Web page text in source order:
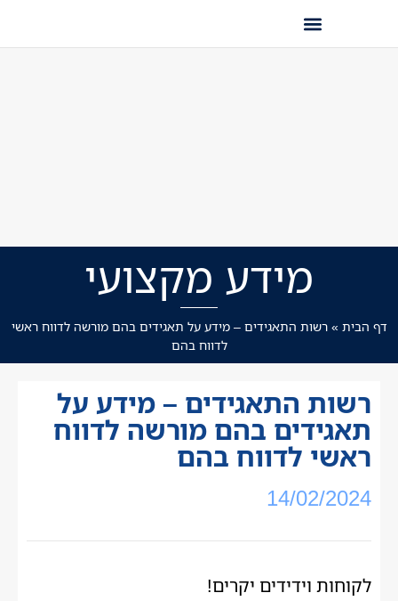
מידע מקצועי
דף הבית »רשות התאגידים – מידע על תאגידים בהם מורשה לדווח ראשי
לדווח בהם
רשות התאגידים – מידע על
תאגידים בהם מורשה לדווח
ראשי לדווח בהם
14/02/2024
לקוחות וידידים יקרים!